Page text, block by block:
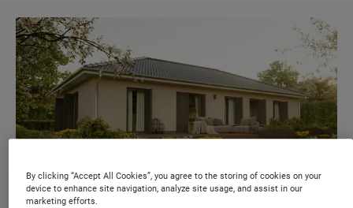
By clicking “Accept All Cookies”, you agree to the storing of cookies on your
device to enhance site navigation, analyze site usage, and assist in our
marketing efforts.